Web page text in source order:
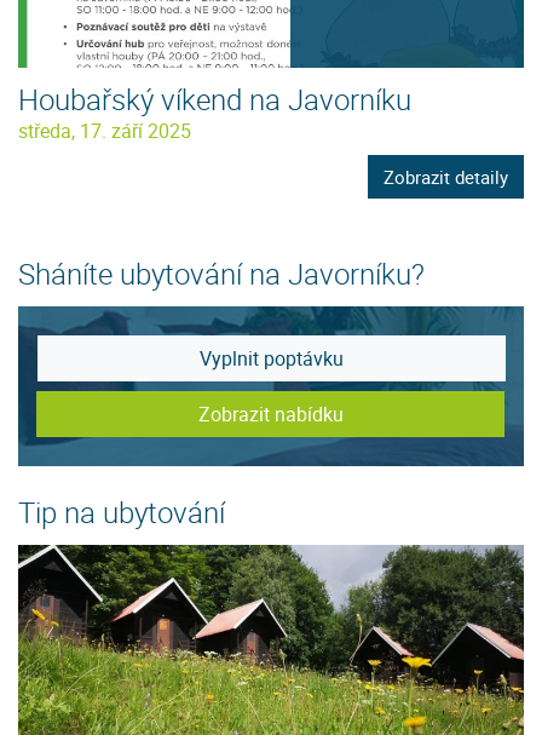
Houbařský víkend na Javorníku
středa, 17. září 2025
Zobrazit detaily
Sháníte ubytování na Javorníku?
Vyplnit poptávku
Zobrazit nabídku
Tip na ubytování